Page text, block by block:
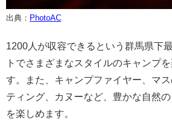
出典： PhotoAC
1200人が収容できるという群馬県下
トでさまざまなスタイルのキャンプ
す。また、キャンプファイヤー、マ
ティング、カヌーなど、豊かな自然
を楽しめます。